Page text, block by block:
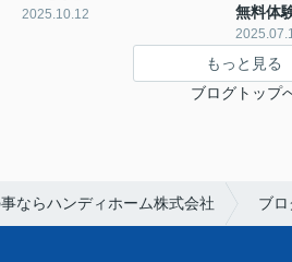
2025.10.12
無料体
もっと見る
ブログトップ
ならハンディホーム株式会社 ブロ